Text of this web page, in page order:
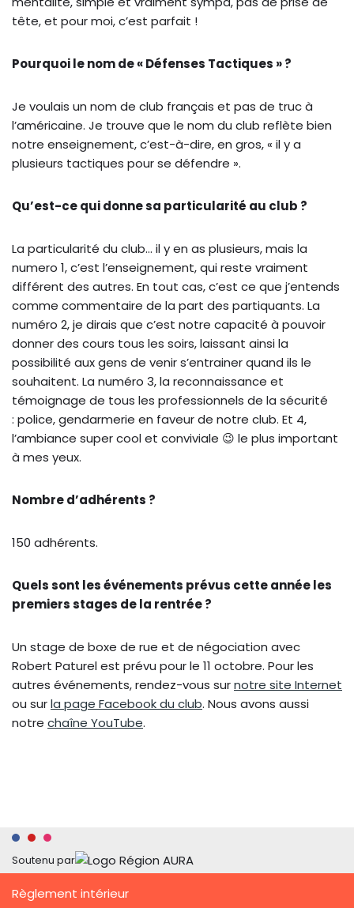
tête, et pour moi, c’est parfait !
Pourquoi le nom de « Défenses Tactiques » ?
Je voulais un nom de club français et pas de truc à
l’américaine. Je trouve que le nom du club reflète bien
notre enseignement, c’est-à-dire, en gros, « il y a
plusieurs tactiques pour se défendre ».
Qu’est-ce qui donne sa particularité au club ?
La particularité du club… il y en as plusieurs, mais la
numero 1, c’est l’enseignement, qui reste vraiment
différent des autres. En tout cas, c’est ce que j’entends
comme commentaire de la part des partiquants. La
numéro 2, je dirais que c’est notre capacité à pouvoir
donner des cours tous les soirs, laissant ainsi la
possibilité aux gens de venir s’entrainer quand ils le
souhaitent. La numéro 3, la reconnaissance et
témoignage de tous les professionnels de la sécurité
: police, gendarmerie en faveur de notre club. Et 4,
l’ambiance super cool et conviviale 😉 le plus important
à mes yeux.
Nombre d’adhérents ?
150 adhérents.
Quels sont les événements prévus cette année les
premiers stages de la rentrée ?
Un stage de boxe de rue et de négociation avec
Robert Paturel est prévu pour le 11 octobre. Pour les
autres événements, rendez-vous surnotre site Internet
ou surla page Facebook du club. Nous avons aussi
notre chaîne YouTube.
Soutenu par
Règlement intérieur